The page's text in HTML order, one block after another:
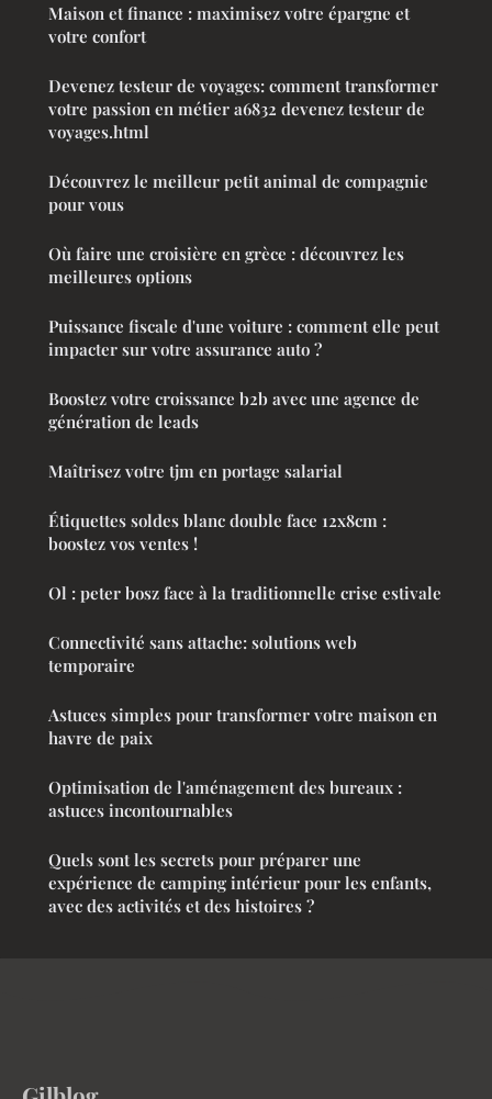
Maison et finance : maximisez votre épargne et
votre confort
Devenez testeur de voyages: comment transformer
votre passion en métier a6832 devenez testeur de
voyages.html
Découvrez le meilleur petit animal de compagnie
pour vous
Où faire une croisière en grèce : découvrez les
meilleures options
Puissance fiscale d'une voiture : comment elle peut
impacter sur votre assurance auto ?
Boostez votre croissance b2b avec une agence de
génération de leads
Maîtrisez votre tjm en portage salarial
Étiquettes soldes blanc double face 12x8cm :
boostez vos ventes !
Ol : peter bosz face à la traditionnelle crise estivale
Connectivité sans attache: solutions web
temporaire
Astuces simples pour transformer votre maison en
havre de paix
Optimisation de l'aménagement des bureaux :
astuces incontournables
Quels sont les secrets pour préparer une
expérience de camping intérieur pour les enfants,
avec des activités et des histoires ?